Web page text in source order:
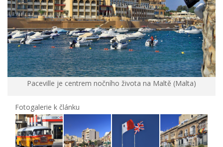
Paceville je centrem nočního života na Maltě (Malta)
Fotogalerie k článku